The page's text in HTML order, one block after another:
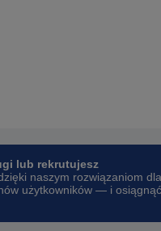
lub rekrutujesz
naszym rozwiązaniom dla
użytkowników — i osiągnąć